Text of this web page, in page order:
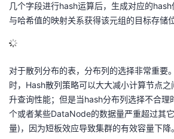
几个字段进行hash运算后，生成对应的
与哈希值的映射关系获得该元组的目标存储位
对于散列分布的表，分布列的选择非常重要
时，Hash散列策略可以大大减小计算节点
升查询性能；但是当hash分布列选择不合理
个或者某些DataNode的数据量严重超过其
量)，因为短板效应导致集群的有效容量下降。